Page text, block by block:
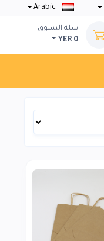
سلة التسوق
YER 0